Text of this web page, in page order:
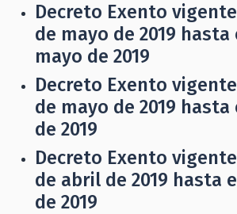
Decreto Exento
de mayo de 2019 hasta
mayo de 2019
Decreto Exento
de mayo de 2019
de 2019
Decreto Exento
de abril de 2019 hasta
de 2019